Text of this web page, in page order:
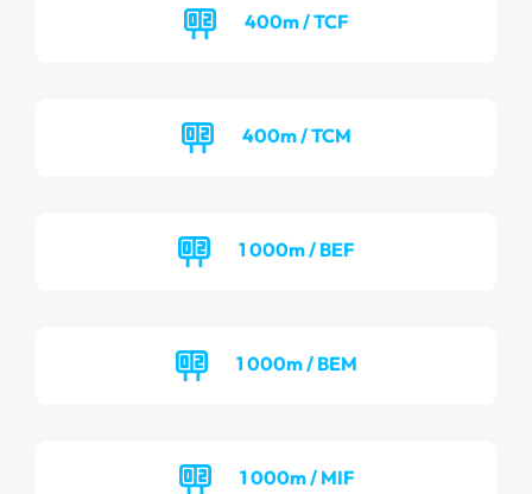
400m / TCF
400m / TCM
1 000m / BEF
1 000m / BEM
1 000m / MIF